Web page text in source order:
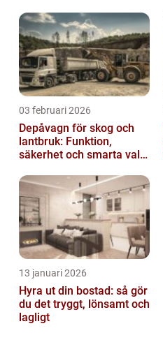
03 februari 2026
Depåvagn för skog och
lantbruk: Funktion,
säkerhet och smarta val
13 januari 2026
Hyra ut din bostad: så gör
du det tryggt, lönsamt och
lagligt